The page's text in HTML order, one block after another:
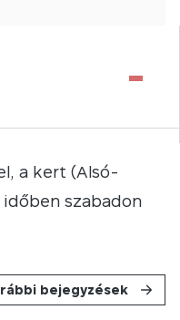
-
a kert (Alsó-
szabadon
bejegyzések